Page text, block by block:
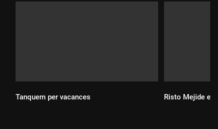
Tanquem per vacances Risto Mejide